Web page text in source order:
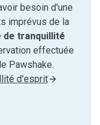
besoin d'une
imprévus de la
de tranquillité
effectuée
Pawshake.
d'esprit